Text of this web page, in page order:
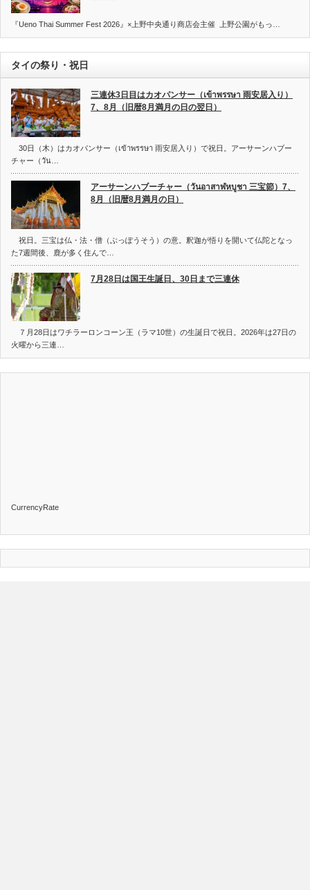
『Ueno Thai Summer Fest 2026』×上野中央通り商店会主催 上野公園がもっ…
タイの祭り・祝日
三連休3日目はカオパンサー（เข้าพรรษา 雨安居入り）
7、8月（旧暦8月満月の日の翌日）
30日（木）はカオパンサー（เข้าพรรษา 雨安居入り）で祝日。アーサーンハブー
チャー（วัน…
アーサーンハブーチャー（วันอาสาฬหบูชา 三宝節）7、
8月（旧暦8月満月の日）
祝日。三宝は仏・法・僧（ぶっぽうそう）の意。釈迦が悟りを開いて仏陀となっ
た7週間後、鹿が多く住んで…
7月28日は国王生誕日、30日まで三連休
７月28日はワチラーロンコーン王（ラマ10世）の生誕日で祝日。2026年は27日の
火曜から三連…
CurrencyRate